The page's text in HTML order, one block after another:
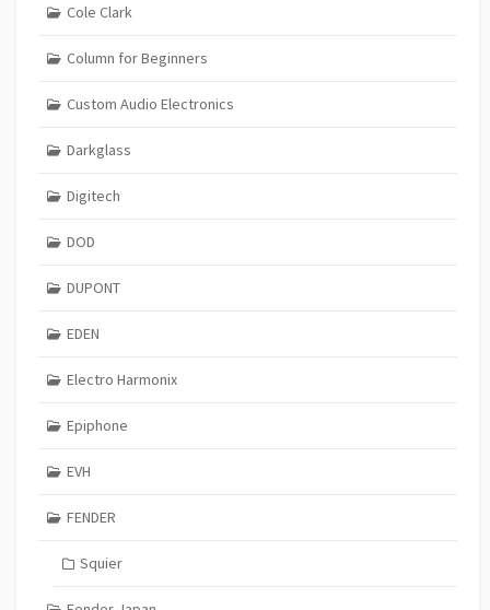
Cole Clark
Column for Beginners
Custom Audio Electronics
Darkglass
Digitech
DOD
DUPONT
EDEN
Electro Harmonix
Epiphone
EVH
FENDER
Squier